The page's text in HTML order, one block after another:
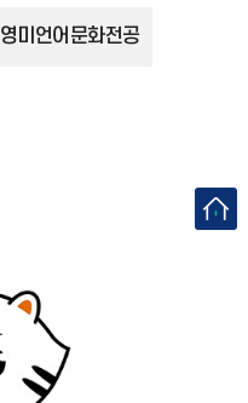
영미언어문화전공